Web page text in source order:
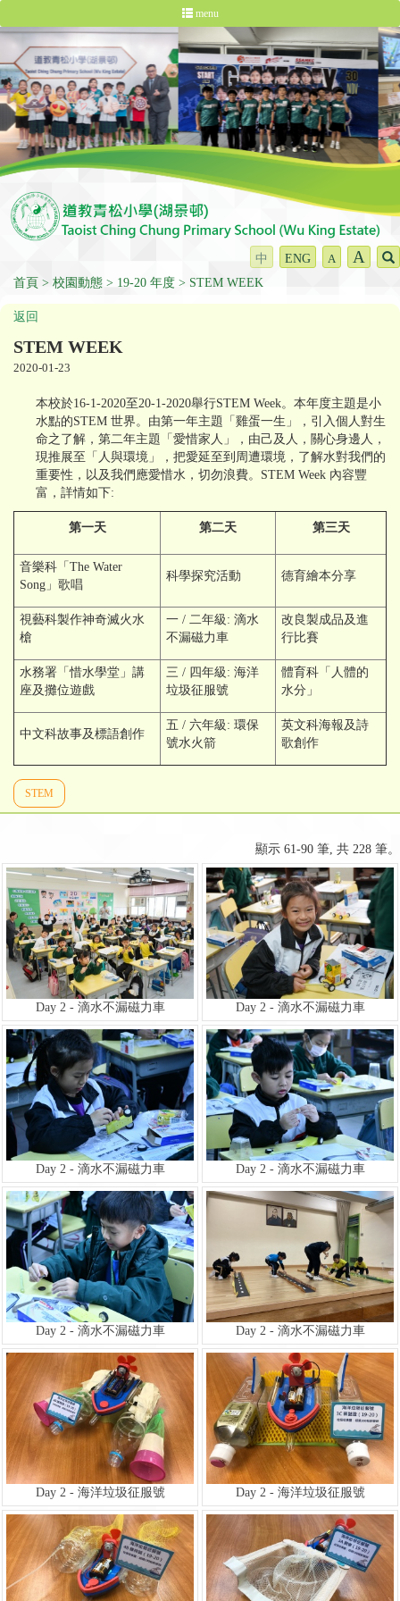
menu
中 ENG A A
首頁 校園動態 19-20 年度 STEM WEEK
返回
STEM WEEK
2020-01-23
本校於16-1-2020至20-1-2020舉行STEM Week。本年度主題是小
水點的STEM 世界。由第一年主題「雞蛋一生」，引入個人對生
命之了解，第二年主題「愛惜家人」，由己及人，關心身邊人，
現推展至「人與環境」，把愛延至到周遭環境，了解水對我們的
重要性，以及我們應愛惜水，切勿浪費。STEM Week 內容豐
富，詳情如下:
第一天 第二天 第三天
音樂科「The Water
Song」歌唱
科學探究活動 德育繪本分享
視藝科製作神奇滅火水
槍
一 / 二年級: 滴水
不漏磁力車
改良製成品及進
行比賽
水務署「惜水學堂」講
座及攤位遊戲
三 / 四年級: 海洋
垃圾征服號
體育科「人體的
水分」
中文科故事及標語創作
五 / 六年級: 環保
號水火箭
英文科海報及詩
歌創作
STEM
顯示 61-90 筆, 共 228 筆。
Day 2 - 滴水不漏磁力車 Day 2 - 滴水不漏磁力車
Day 2 - 滴水不漏磁力車 Day 2 - 滴水不漏磁力車
Day 2 - 滴水不漏磁力車 Day 2 - 滴水不漏磁力車
Day 2 - 海洋垃圾征服號 Day 2 - 海洋垃圾征服號